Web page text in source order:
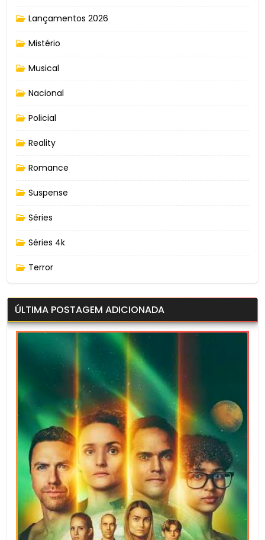
Lançamentos 2026
Mistério
Musical
Nacional
Policial
Reality
Romance
Suspense
Séries
Séries 4k
Terror
ÚLTIMA POSTAGEM ADICIONADA